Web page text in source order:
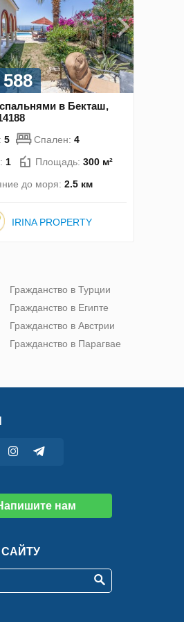
в Бекташ,
5 Спален: 4
1 Площадь: 300 м²
до моря: 2.5 км
IRINA PROPERTY
Гражданство в Турции
Гражданство в Египте
Гражданство в Австрии
Гражданство в Парагвае
нам